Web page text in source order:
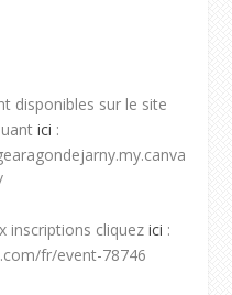
disponibles sur le site
ici :
inscriptions cliquez ici :
fr/event-78746